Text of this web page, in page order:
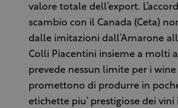
valore totale dell’export.
scambio con il Canada (Ceta)
dalle imitazioni dall’Amarone
Colli Piacentini insieme a molti
prevede nessun limite per i
promettono di produrre in
etichette piu’ prestigiose dei